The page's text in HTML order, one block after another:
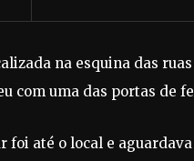
na esquina das
com uma das portas de
até o local e